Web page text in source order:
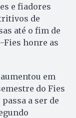
e fiadores
de
até o fim de
Fies honre as
em
do Fies
a ser de